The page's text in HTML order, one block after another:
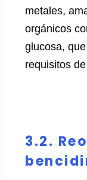
metales,
orgánicos
glucosa,
requisitos
3.2.